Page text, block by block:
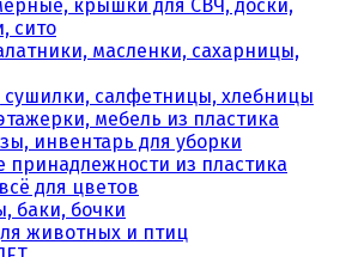
крышки для СВЧ, доски,
сито
масленки, сахарницы,
сушилки, салфетницы, хлебницы
мебель из пластика
инвентарь для уборки
принадлежности из пластика
для цветов
баки, бочки
животных и птиц